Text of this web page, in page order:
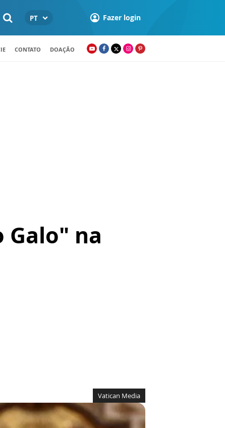
PT Fazer login
CONTATO DOAÇÃO
Galo" na
Vatican Media